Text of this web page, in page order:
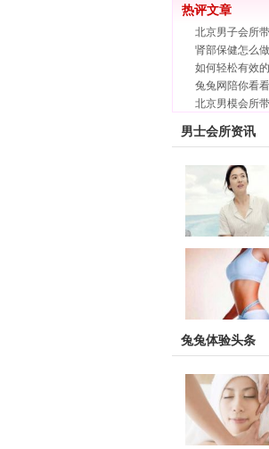
热评文章
北京男子会所
肾部保健怎么
如何轻松有效
兔兔网陪你看
北京男模会所
男士会所资讯
兔兔体验头条